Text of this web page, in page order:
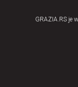
GRAZIA.RS je